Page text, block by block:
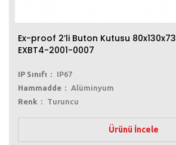
Ex-proof 2’li Buton Kutusu 80x130x73
EXBT4-2001-0007
IP Sınıfı
IP67
Hammadde
Alüminyum
Renk
Turuncu
Ürünü İncele